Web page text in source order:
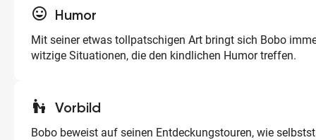
tag_faces Humor
Mit seiner etwas tollpatschigen Art bringt sich Bobo
witzige Situationen, die den kindlichen Humor treffen.
escalator_warning Vorbild
Bobo beweist auf seinen Entdeckungstouren, wie